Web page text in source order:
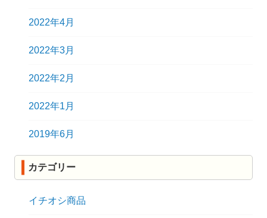
2022年4月
2022年3月
2022年2月
2022年1月
2019年6月
カテゴリー
イチオシ商品